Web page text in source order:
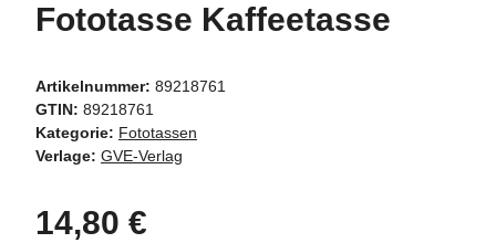
Fototasse Kaffeetasse
Artikelnummer: 89218761
GTIN: 89218761
Kategorie: Fototassen
Verlage: GVE-Verlag
14,80 €